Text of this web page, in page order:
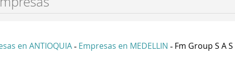
en ANTIOQUIA - Empresas en MEDELLIN - Fm Group S A S